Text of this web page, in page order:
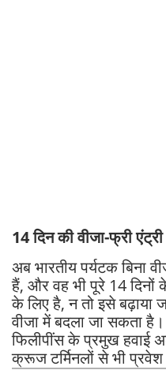
14 दिन की वीजा-फ्री एंट्री
अब भारतीय पर्यटक बिना
हैं, और वह भी पूरे 14 दिनों
के लिए है, न तो इसे बढ़ाया
वीजा में बदला जा सकता
फिलीपींस के प्रमुख हवाई
क्रूज टर्मिनलों से भी